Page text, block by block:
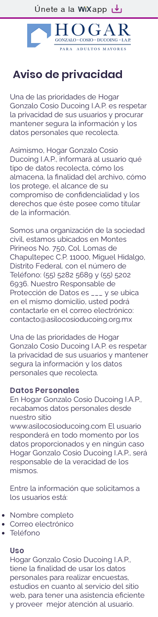
Únete a la app
Aviso de privacidad
Una de las prioridades de Hogar
Gonzalo Cosio Ducoing I.A.P. es respetar
la privacidad de sus usuarios y procurar
mantener segura la información y los
datos personales que recolecta.
Asimismo, Hogar Gonzalo Cosio
Ducoing I.A.P., informará al usuario qué
tipo de datos recolecta, cómo los
almacena, la finalidad del archivo, cómo
los protege, el alcance de su
compromiso de confidencialidad y los
derechos que éste posee como titular
de la información.
Somos una organización de la sociedad
civil, estamos ubicados en Montes
Pirineos No. 750, Col. Lomas de
Chapultepec C.P. 11000, Miguel Hidalgo,
Distrito Federal. con el número de
Teléfono: (55) 5282 5689 y (55) 5202
6936. Nuestro Responsable de
Protección de Datos es ___ y se ubica
en el mismo domicilio, usted podrá
contactarle en el correo electrónico:
contacto@asilocosioducoing.org.mx
Una de las prioridades de Hogar
Gonzalo Cosio Ducoing I.A.P. es respetar
la privacidad de sus usuarios y mantener
segura la información y los datos
personales que recolecta.
Datos Personales
En Hogar Gonzalo Cosio Ducoing I.A.P.,
recabamos datos personales desde
nuestro sitio
www.asilocosioducoing.com El usuario
responderá en todo momento por los
datos proporcionados y en ningún caso
Hogar Gonzalo Cosio Ducoing I.A.P., será
responsable de la veracidad de los
mismos.
Entre la información que solicitamos a
los usuarios está:
Nombre completo
Correo electrónico
Teléfono
Uso
Hogar Gonzalo Cosio Ducoing I.A.P.,
tiene la finalidad de usar los datos
personales para realizar encuestas,
estudios en cuanto al servicio del sitio
web, para tener una asistencia eficiente
y proveer mejor atención al usuario.